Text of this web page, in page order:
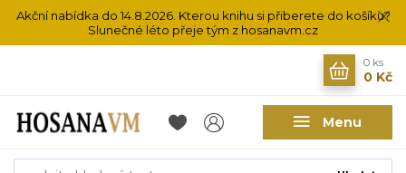
Akční nabídka do 14.8.2026. Kterou knihu si přiberete do košíku?
Slunečné léto přeje tým z hosanavm.cz
Menu
0 ks
0 Kč